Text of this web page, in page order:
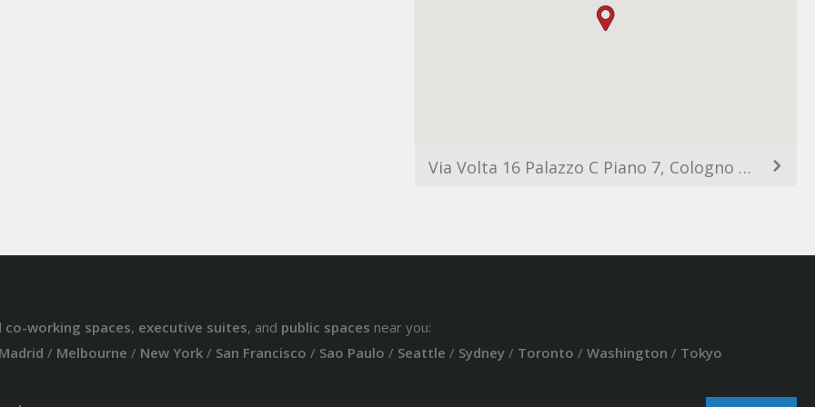
Via Volta 16 Palazzo C Piano 7, Cologno Monzese, 20093 Milan MI, Italy
co-working spaces, executive suites, and public spaces near you:
Madrid / Melbourne / New York/ San Francisco / Sao Paulo / Seattle / Sydney/ Toronto / Washington / Tokyo